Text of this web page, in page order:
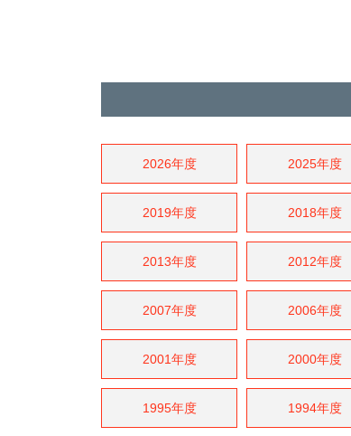
2026年度 2025年度
2019年度 2018年度
2013年度 2012年度
2007年度 2006年度
2001年度 2000年度
1995年度 1994年度